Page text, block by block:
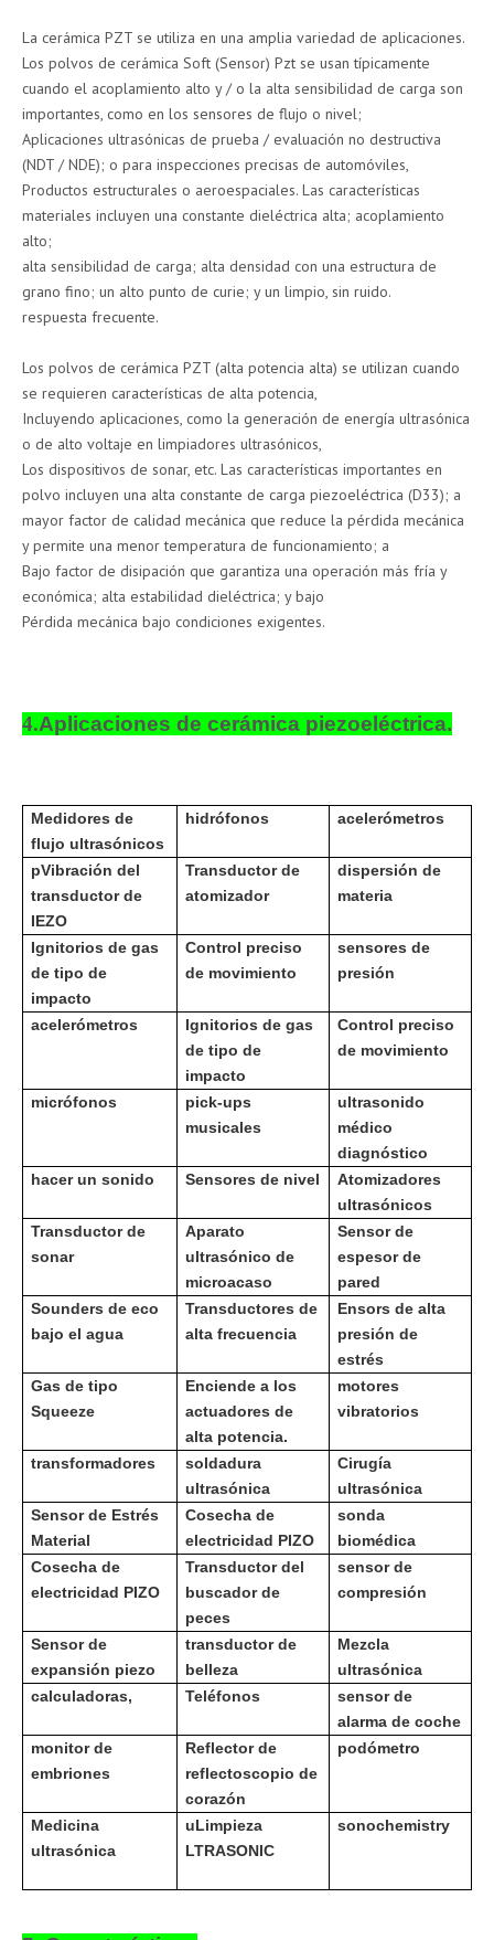
La cerámica PZT se utiliza en una amplia variedad de aplicaciones.
Los polvos de cerámica Soft (Sensor) Pzt se usan típicamente
cuando el acoplamiento alto y / o la alta sensibilidad de carga son
importantes, como en los sensores de flujo o nivel;
Aplicaciones ultrasónicas de prueba / evaluación no destructiva
(NDT / NDE); o para inspecciones precisas de automóviles,
Productos estructurales o aeroespaciales. Las características
materiales incluyen una constante dieléctrica alta; acoplamiento
alto;
alta sensibilidad de carga; alta densidad con una estructura de
grano fino; un alto punto de curie; y un limpio, sin ruido.
respuesta frecuente.
Los polvos de cerámica PZT (alta potencia alta) se utilizan cuando
se requieren características de alta potencia,
Incluyendo aplicaciones, como la generación de energía ultrasónica
o de alto voltaje en limpiadores ultrasónicos,
Los dispositivos de sonar, etc. Las características importantes en
polvo incluyen una alta constante de carga piezoeléctrica (D33); a
mayor factor de calidad mecánica que reduce la pérdida mecánica
y permite una menor temperatura de funcionamiento; a
Bajo factor de disipación que garantiza una operación más fría y
económica; alta estabilidad dieléctrica; y bajo
Pérdida mecánica bajo condiciones exigentes.
4.Aplicaciones de cerámica piezoeléctrica.
Medidores de
flujo ultrasónicos
hidrófonos acelerómetros
pVibración del
transductor de
IEZO
Transductor de
atomizador
dispersión de
materia
Ignitorios de gas
de tipo de
impacto
Control preciso
de movimiento
sensores de
presión
acelerómetros
Ignitorios de gas
de tipo de
impacto
Control preciso
de movimiento
micrófonos
pick-ups
musicales
ultrasonido
médico
diagnóstico
hacer un sonido
Sensores de nivel
Atomizadores
ultrasónicos
Transductor de
sonar
Aparato
ultrasónico de
microacaso
Sensor de
espesor de
pared
Sounders de eco
bajo el agua
Transductores de
alta frecuencia
Ensors de alta
presión de
estrés
Gas de tipo
Squeeze
Enciende a los
actuadores de
alta potencia.
motores
vibratorios
transformadores
soldadura
ultrasónica
Cirugía
ultrasónica
Sensor de Estrés
Material
Cosecha de
electricidad PIZO
sonda
biomédica
Cosecha de
electricidad PIZO
Transductor del
buscador de
peces
sensor de
compresión
Sensor de
expansión piezo
transductor de
belleza
Mezcla
ultrasónica
calculadoras,
Teléfonos
sensor de
alarma de coche
monitor de
embriones
Reflector de
reflectoscopio de
corazón
podómetro
Medicina
ultrasónica
uLimpieza
LTRASONIC
sonochemistry